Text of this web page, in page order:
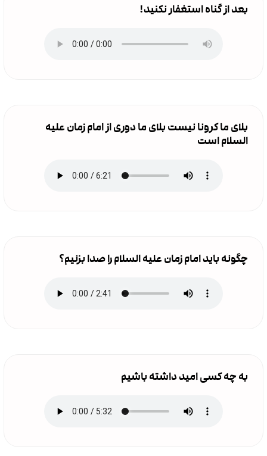
بعد از گناه استغفار نکنید!
بلای ما کرونا نیست بلای ما دوری از امام زمان علیه
السلام است
چگونه باید امام زمان علیه السلام را صدا بزنیم؟
به چه کسی امید داشته باشیم